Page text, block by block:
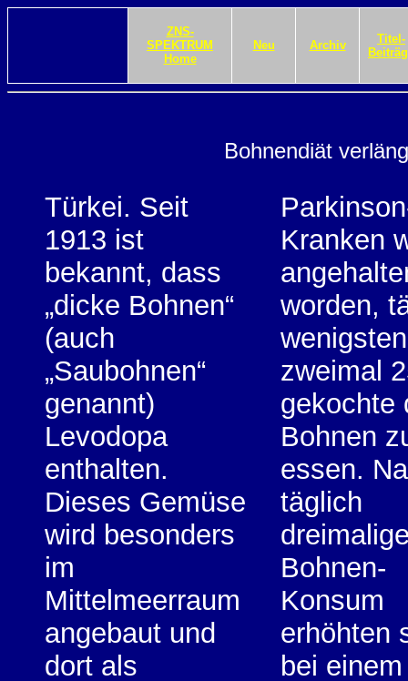
ZNS-
SPEKTRUM
Home
Neu Archiv
Titel-
Bohnendiät
Türkei. Seit
1913 ist
bekannt, dass
„dicke Bohnen“
(auch
„Saubohnen“
genannt)
Levodopa
enthalten.
Dieses Gemüse
wird besonders
im
Mittelmeerraum
angebaut und
dort als
Kranken
worden,
zweimal
gekochte
Bohnen
essen.
täglich
Bohnen-
Konsum
erhöhten
bei einem